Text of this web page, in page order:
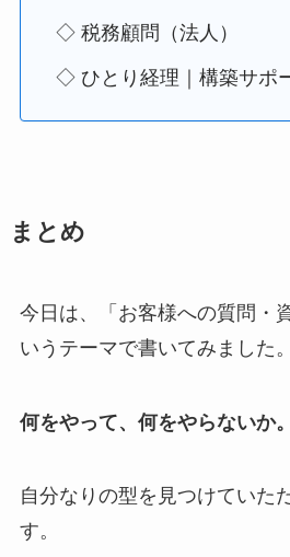
◇ 税務顧問（法人）
◇ ひとり経理｜構築サポ
まとめ
今日は、「お客様への質問・
いうテーマで書いてみました。
何をやって、何をやらないか。
自分なりの型を見つけていた
す。